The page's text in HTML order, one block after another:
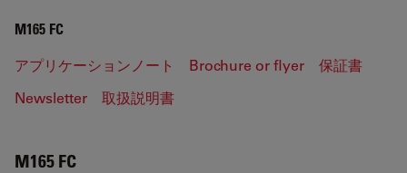
M165 FC
アプリケーションノート Brochure or flyer
保証書
Newsletter
取扱説明書
M165 FC